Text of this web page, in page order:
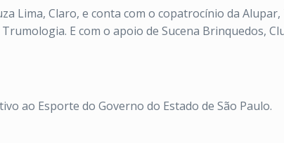
Lima, Claro, e conta com o copatrocínio da
E com o apoio de Sucena Brinquedos,
ao Esporte do Governo do Estado de São Paulo.